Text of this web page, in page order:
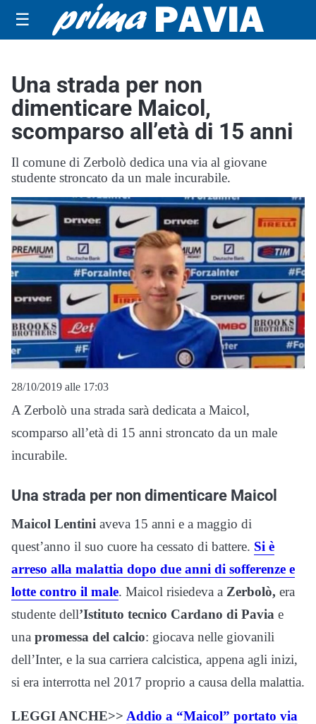
☰
Una strada per non
dimenticare Maicol,
scomparso all’età di 15 anni
Il comune di Zerbolò dedica una via al giovane
studente stroncato da un male incurabile.
28/10/2019 alle 17:03
A Zerbolò una strada sarà dedicata a Maicol,
scomparso all’età di 15 anni stroncato da un male
incurabile.
Una strada per non dimenticare Maicol
Maicol Lentini aveva 15 anni e a maggio di
quest’anno il suo cuore ha cessato di battere. Si è
arreso alla malattia dopo due anni di sofferenze e
lotte contro il male. Maicol risiedeva a Zerbolò, era
studente dell’Istituto tecnico Cardano di Pavia e
una promessa del calcio: giocava nelle giovanili
dell’Inter, e la sua carriera calcistica, appena agli inizi,
si era interrotta nel 2017 proprio a causa della malattia.
LEGGI ANCHE>> Addio a “Maicol” portato via